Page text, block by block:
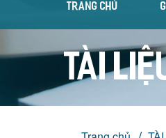
TRANG CHỦ
TÀI